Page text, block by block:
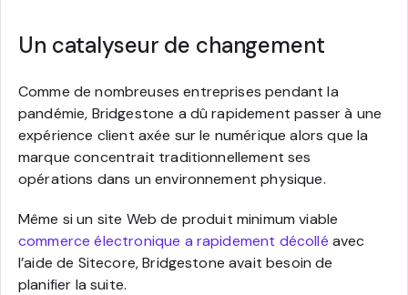
Un catalyseur de changement
Comme de nombreuses entreprises pendant la
pandémie, Bridgestone a dû rapidement passer à une
expérience client axée sur le numérique alors que la
marque concentrait traditionnellement ses
opérations dans un environnement physique.
Même si un site Web de produit minimum viable
commerce électronique a rapidement décollé avec
l’aide de Sitecore, Bridgestone avait besoin de
planifier la suite.